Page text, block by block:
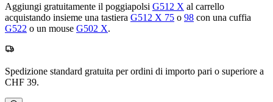
Aggiungi gratuitamente il poggiapolsi G512 X al carrello
acquistando insieme una tastiera G512 X 75 o 98 con una cuffia
G522 o un mouse G502 X.
Spedizione standard gratuita per ordini di importo pari o superiore a
CHF 39.